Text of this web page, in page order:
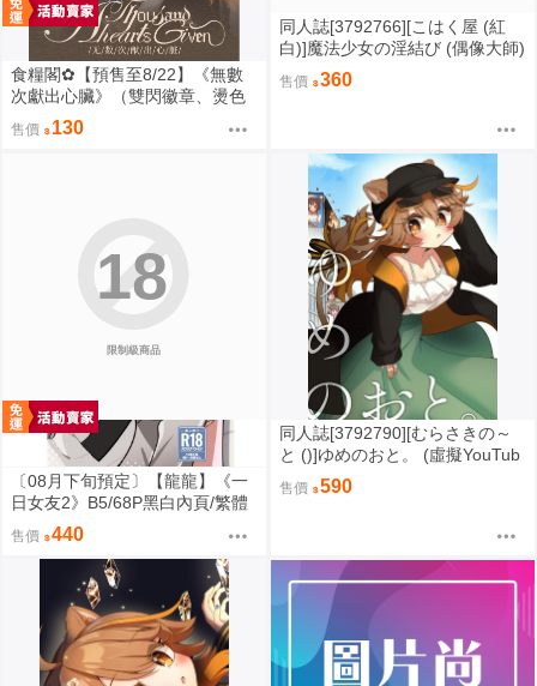
食糧閣✿【預售至8/22】《無數
次獻出心臟》（雙閃徽章、燙色
大拍立得&逆向對裱塔羅牌、壓克
力雙閃色紙、彩窗普麻、彩窗立
售價 130
同人誌[3792766][こはく屋 (紅
白)]魔法少女の淫結び (偶像大師)
售價 360
限制級商品
18
〔08月下旬預定〕【龍龍】《一
日女友2》B5/68P黑白內頁/繁體
中文⬢黑市兔 (parody: BanG Dre
am! It's MyGO!!!!! Ave Mujica 迷
途之子 頌樂人偶 バンドリ！) FF
售價 440
同人誌[3792790][むらさきの～
と ()]ゆめのおと。 (虛擬YouTub
售價 590